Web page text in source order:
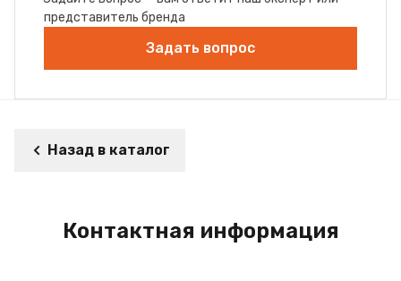
представитель бренда
Задать вопрос
Назад в каталог
Контактная информация